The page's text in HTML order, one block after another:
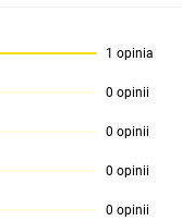
1 opinia
0 opinii
0 opinii
0 opinii
0 opinii